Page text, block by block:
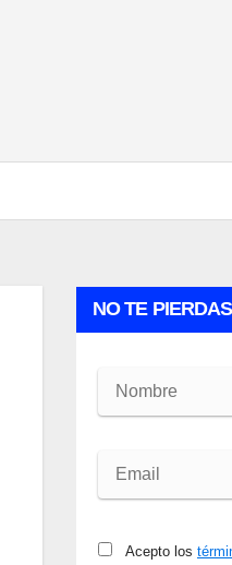
NO TE
Acepto los